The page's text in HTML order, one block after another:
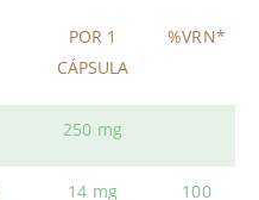
POR 1
CÁPSULA
%VRN*
250 mg
14 mg 100